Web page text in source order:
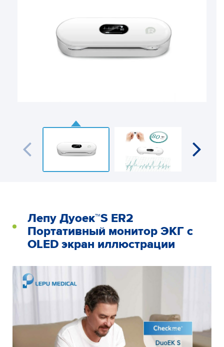
Лепу Дуоек™S ER2
Портативный монитор ЭКГ с
OLED экран иллюстрации